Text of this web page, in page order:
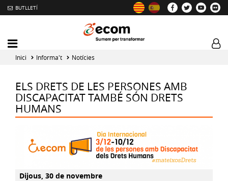
BUTLLETÍ
Mobile
menu
toggler
Inici Informa't Notícies
ELS DRETS DE LES PERSONES AMB
DISCAPACITAT TAMBÉ SÓN DRETS
HUMANS
Dijous, 30 de novembre